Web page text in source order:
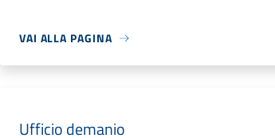
VAI ALLA PAGINA
Ufficio demanio